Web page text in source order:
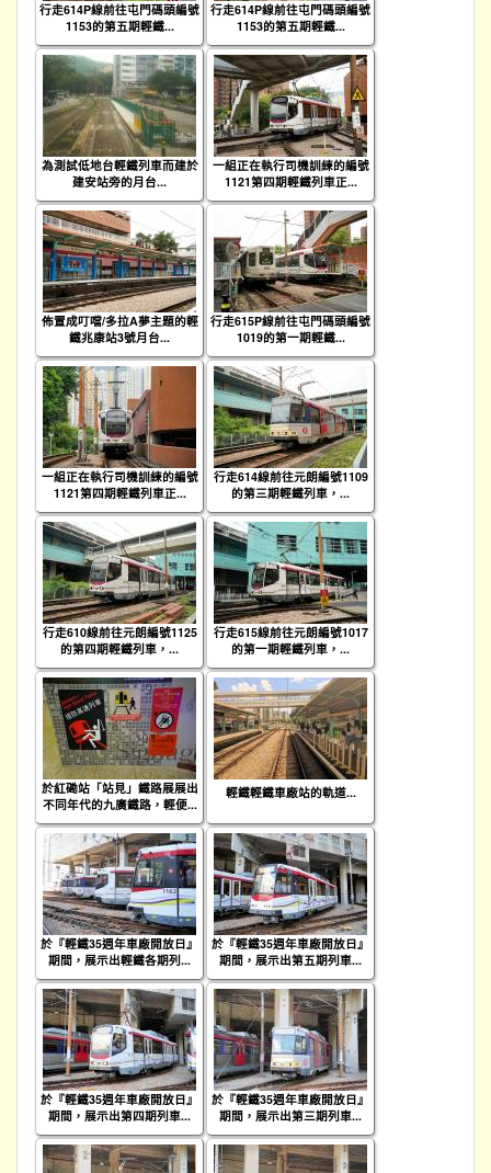
行走614P線前往屯門碼頭編號
1153的第五期輕鐵...
行走614P線前往屯門碼頭編號
1153的第五期輕鐵...
為測試低地台輕鐵列車而建於
建安站旁的月台...
一組正在執行司機訓練的編號
1121第四期輕鐵列車正...
佈置成叮噹/多拉A夢主題的輕
鐵兆康站3號月台...
行走615P線前往屯門碼頭編號
1019的第一期輕鐵...
一組正在執行司機訓練的編號
1121第四期輕鐵列車正...
行走614線前往元朗編號1109
的第三期輕鐵列車，...
行走610線前往元朗編號1125
的第四期輕鐵列車，...
行走615線前往元朗編號1017
的第一期輕鐵列車，...
於紅磡站「站見」鐵路展展出
不同年代的九廣鐵路，輕便...
輕鐵輕鐵車廠站的軌道...
於『輕鐵35週年車廠開放日』
期間，展示出輕鐵各期列...
於『輕鐵35週年車廠開放日』
期間，展示出第五期列車...
於『輕鐵35週年車廠開放日』
期間，展示出第四期列車...
於『輕鐵35週年車廠開放日』
期間，展示出第三期列車...